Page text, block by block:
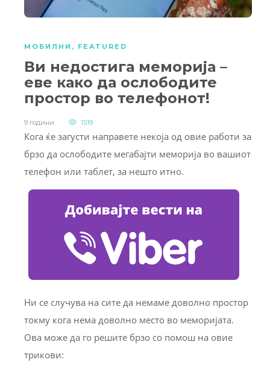
МОБИЛНИ , FEATURED
Ви недостига меморија –
еве како да ослободите
простор во телефонот!
9 години 1519
Кога ќе загусти направете некоја од овие работи за
брзо да ослободите мегабајти меморија во вашиот
телефон или таблет, за нешто итно.
Ни се случува на сите да немаме доволно простор
токму кога нема доволно место во меморијата.
Ова може да го решите брзо со помош на овие
трикови: